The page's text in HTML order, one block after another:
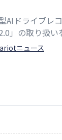
AIドライブレ
」の取り扱い
ニュース